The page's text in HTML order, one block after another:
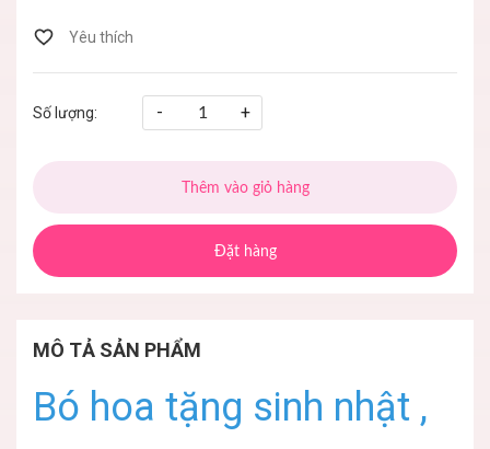
Số lượng: - +
Thêm vào giỏ hàng
Đặt hàng
MÔ TẢ SẢN PHẨM
Bó hoa tặng sinh nhật ,